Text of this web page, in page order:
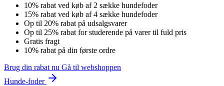
10% rabat ved køb af 2 sække hundefoder
15% rabat ved køb af 4 sække hundefoder
Op til 20% rabat på udsalgsvarer
Op til 25% rabat for studerende på varer til fuld pris
Gratis fragt
10% rabat på din første ordre
Brug din rabat nu Gå til webshoppen
Hunde-foder